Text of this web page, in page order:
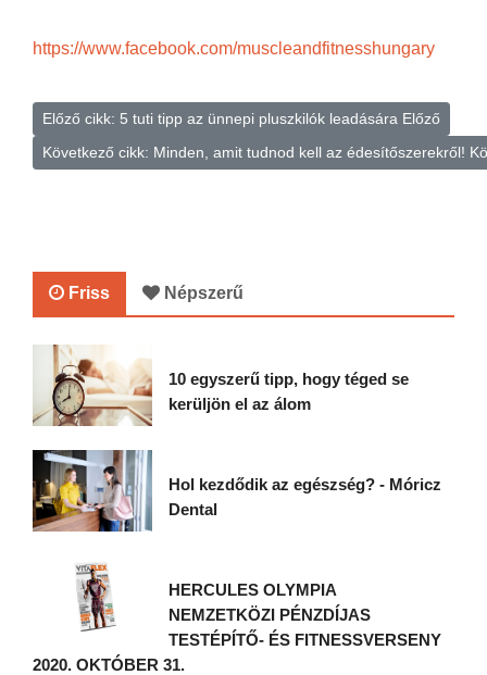
https://www.facebook.com/muscleandfitnesshungary
Előző cikk: 5 tuti tipp az ünnepi pluszkilók leadására Előző
Következő cikk: Minden, amit tudnod kell az édesítőszerekről!
Friss Népszerű
10 egyszerű tipp, hogy téged se
kerüljön el az álom
Hol kezdődik az egészség? - Móricz
Dental
HERCULES OLYMPIA
NEMZETKÖZI PÉNZDÍJAS
TESTÉPÍTŐ- ÉS FITNESSVERSENY
2020. OKTÓBER 31.